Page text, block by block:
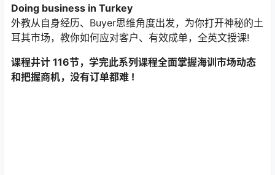
Doing business in Turkey
外教从自身经历、Buyer思维角度出发，为你打开神秘的土
耳其市场，教你如何应对客户、有效成单，全英文授课!
课程井计 116节，学完此系列课程全面掌握海训市场动态
和把握商机，没有订单都难 !